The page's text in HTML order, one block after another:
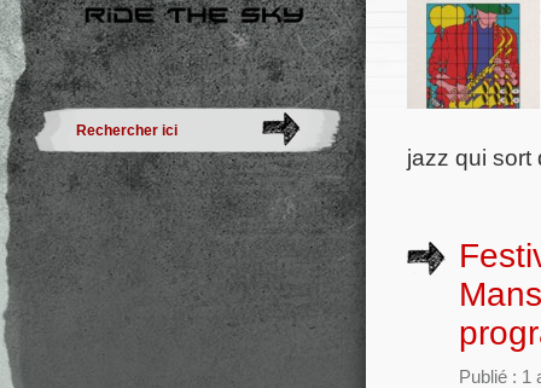
jazz qui
Publié : 1